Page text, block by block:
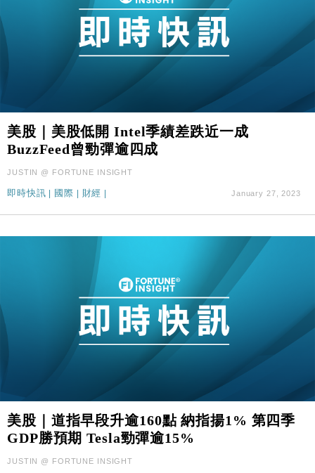
美股｜美股低開 Intel季績差跌近一成
BuzzFeed曾勁彈逾四成
JUSTIN @ FORTUNE INSIGHT
即時快訊 國際 財經 January 27, 2023
美股｜道指早段升逾160點 納指揚1% 第四季
GDP勝預期 Tesla勁彈逾15%
JUSTIN @ FORTUNE INSIGHT